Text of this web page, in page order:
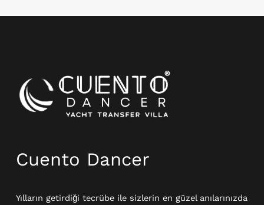
Cuento Dancer
Yılların getirdiği tecrübe ile sizlerin en güzel anılarınızda
Instagram